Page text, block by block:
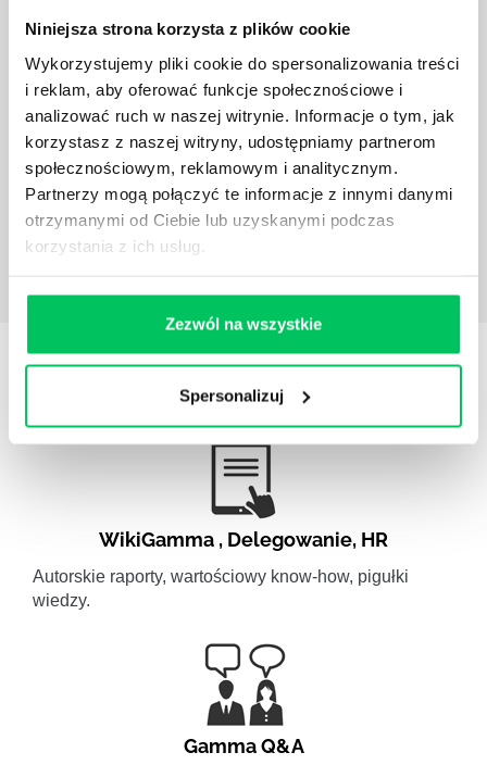
Niniejsza strona korzysta z plików cookie
Wykorzystujemy pliki cookie do spersonalizowania treści
i reklam, aby oferować funkcje społecznościowe i
analizować ruch w naszej witrynie. Informacje o tym, jak
korzystasz z naszej witryny, udostępniamy partnerom
społecznościowym, reklamowym i analitycznym.
Partnerzy mogą połączyć te informacje z innymi danymi
otrzymanymi od Ciebie lub uzyskanymi podczas
korzystania z ich usług.
Zezwól na wszystkie
Spersonalizuj
ROZMOWA MOTYWACYJNA Z PRACOWNIKIEM
Rozmowa motywacyjna ma na celu dotarcie do serca
i emocji rozmówcy, dzięki czemu pobudzamy w nim
głęboką potrzebę działania i stan emocjonalny
pozwalający na zdecydowane i śmiałe akcje.
STREFY WIEDZY
WikiGamma , Delegowanie, HR
Autorskie raporty, wartościowy know-how, pigułki
wiedzy.
Gamma Q&A